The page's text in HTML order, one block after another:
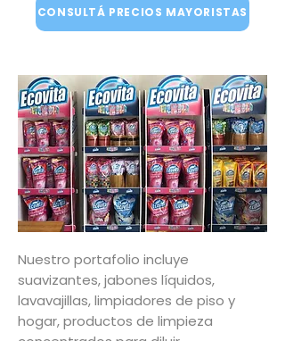
CONSULTÁ PRECIOS MAYORISTAS
Nuestro portafolio incluye
suavizantes, jabones líquidos,
lavavajillas, limpiadores de piso y
hogar, productos de limpieza